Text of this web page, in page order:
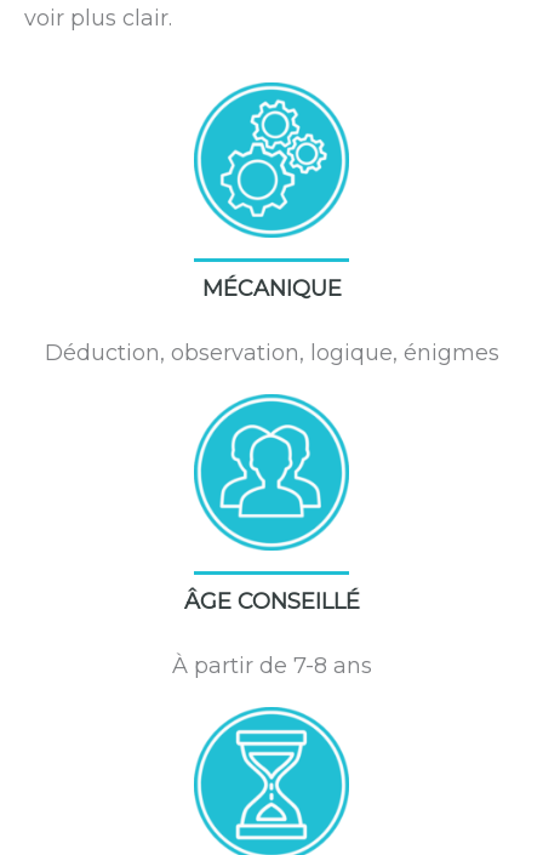
voir plus clair.
MÉCANIQUE
Déduction, observation, logique, énigmes
ÂGE CONSEILLÉ
À partir de 7-8 ans